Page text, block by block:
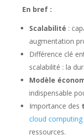
En bref :
Scalabilité :
augmentation
Différence clé
scalabilité : la
Modèle
indispensable
Importance des
cloud computing
ressources.